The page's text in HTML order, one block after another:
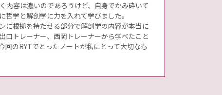
内容は濃いのであろうけど、自身でかみ砕いて
学と解剖学に力を入れて学びました。
に根拠を持たせる部分で解剖学の内容が本当に
口トレーナー、西岡トレーナーから学べたこと
のRYTでとったノートが私にとって大切なも